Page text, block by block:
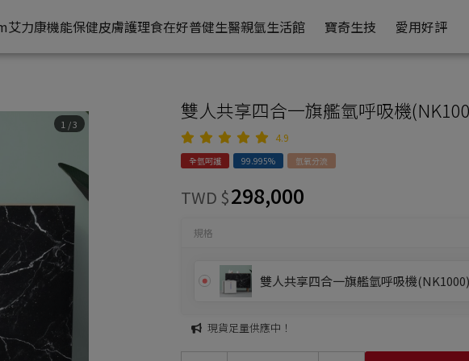
艾力康機能保健皮膚護理食在好普健生醫親氫生活館 寶奇生技 愛用好評
1 /3
雙人共享四合一旗艦氫呼吸機
4.9
全氫呵護 99.995% 氫氧分流
TWD $298,000
規格
雙人共享四合一旗艦氫呼吸機(NK1000)
現貨足量供應中！